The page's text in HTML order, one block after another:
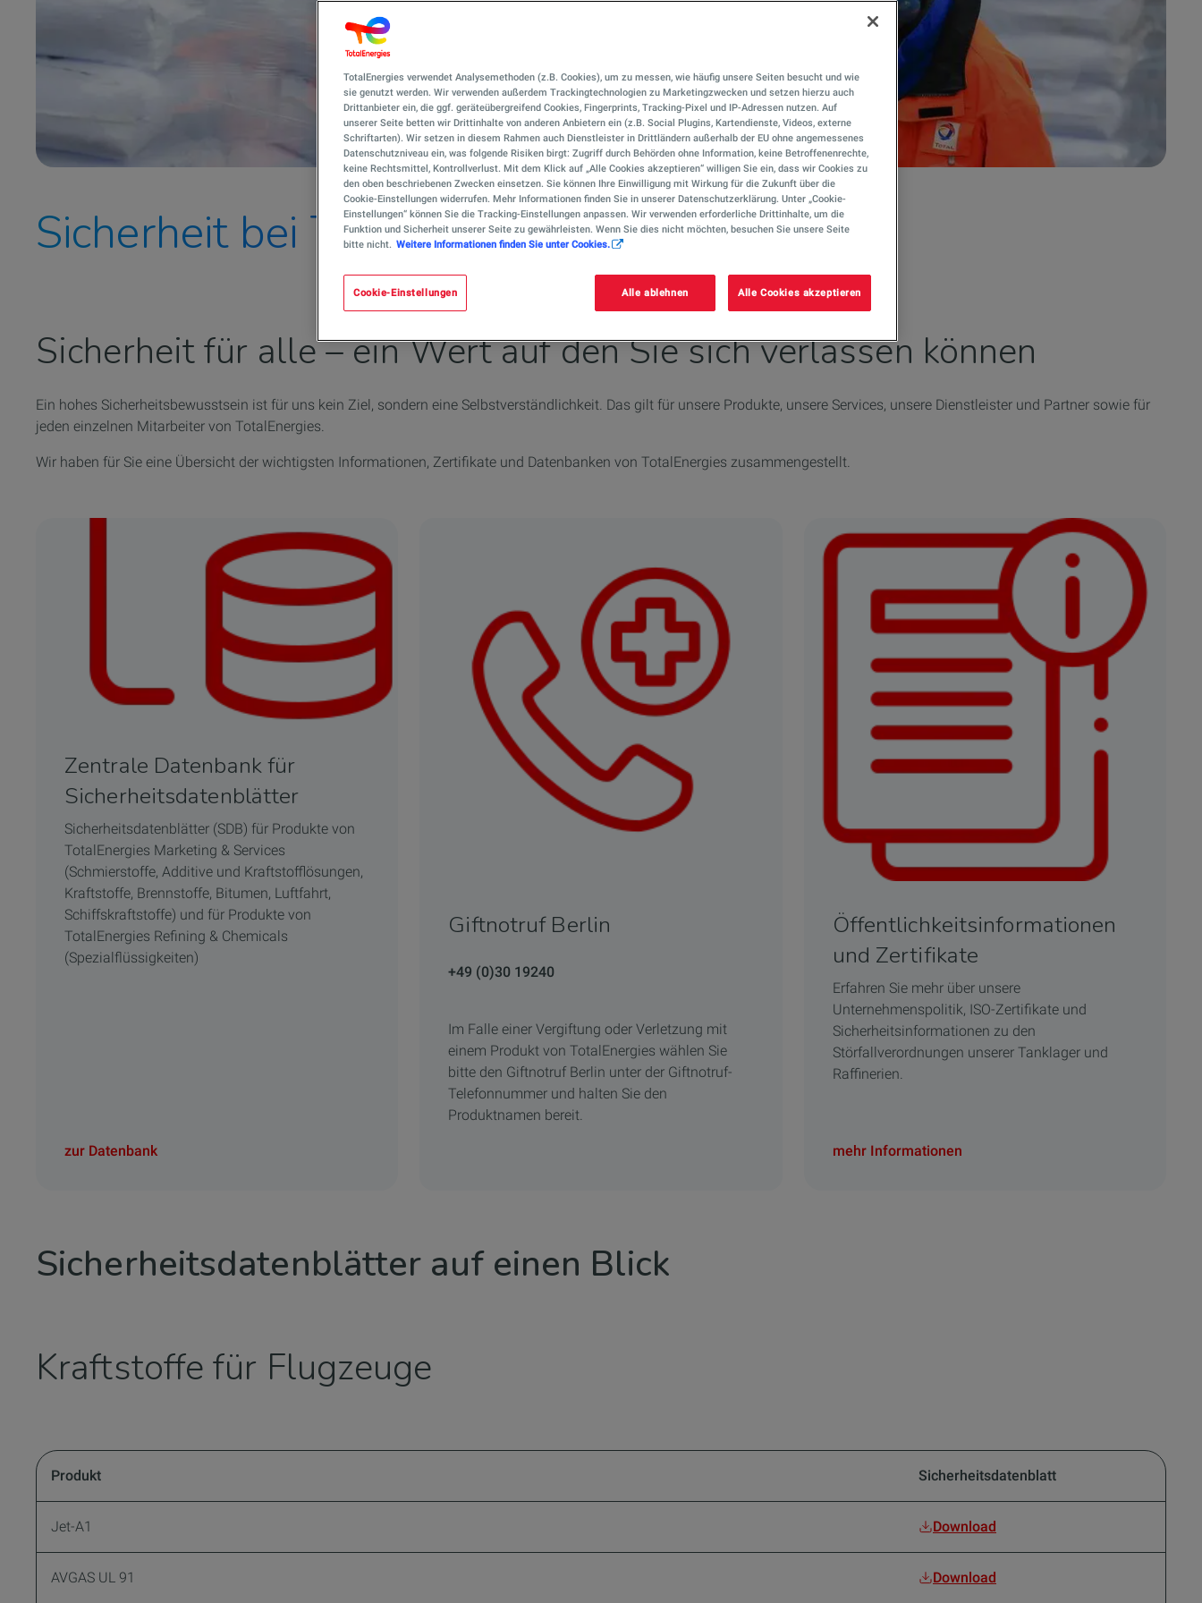
Sicherheit bei TotalEnergies
Sicherheit für alle – ein Wert auf den Sie sich verlassen können
Ein hohes Sicherheitsbewusstsein ist für uns kein Ziel, sondern eine Selbstverständlichkeit. Das gilt für unsere Produkte, unsere Services, unsere Dienstleister und Partner sowie für
jeden einzelnen Mitarbeiter von TotalEnergies.
Wir haben für Sie eine Übersicht der wichtigsten Informationen, Zertifikate und Datenbanken von TotalEnergies zusammengestellt.
Zentrale Datenbank für
Sicherheitsdatenblätter
Sicherheitsdatenblätter (SDB) für Produkte von
TotalEnergies Marketing & Services
(Schmierstoffe, Additive und Kraftstofflösungen,
Kraftstoffe, Brennstoffe, Bitumen, Luftfahrt,
Schiffskraftstoffe) und für Produkte von
TotalEnergies Refining & Chemicals
(Spezialflüssigkeiten)
zur Datenbank
Giftnotruf Berlin
+49 (0)30 19240
Im Falle einer Vergiftung oder Verletzung mit
einem Produkt von TotalEnergies wählen Sie
bitte den Giftnotruf Berlin unter der Giftnotruf-
Telefonnummer und halten Sie den
Produktnamen bereit.
Öffentlichkeitsinformationen
und Zertifikate
Erfahren Sie mehr über unsere
Unternehmenspolitik, ISO-Zertifikate und
Sicherheitsinformationen zu den
Störfallverordnungen unserer Tanklager und
Raffinerien.
mehr Informationen
Sicherheitsdatenblätter auf einen Blick
Kraftstoffe für Flugzeuge
Produkt Sicherheitsdatenblatt
Jet-A1 Download
AVGAS UL 91 Download
TotalEnergies verwendet Analysemethoden (z.B. Cookies), um zu messen, wie häufig unsere Seiten besucht und wie
sie genutzt werden. Wir verwenden außerdem Trackingtechnologien zu Marketingzwecken und setzen hierzu auch
Drittanbieter ein, die ggf. geräteübergreifend Cookies, Fingerprints, Tracking-Pixel und IP-Adressen nutzen. Auf
unserer Seite betten wir Drittinhalte von anderen Anbietern ein (z.B. Social Plugins, Kartendienste, Videos, externe
Schriftarten). Wir setzen in diesem Rahmen auch Dienstleister in Drittländern außerhalb der EU ohne angemessenes
Datenschutzniveau ein, was folgende Risiken birgt: Zugriff durch Behörden ohne Information, keine Betroffenenrechte,
keine Rechtsmittel, Kontrollverlust. Mit dem Klick auf „Alle Cookies akzeptieren“ willigen Sie ein, dass wir Cookies zu
den oben beschriebenen Zwecken einsetzen. Sie können Ihre Einwilligung mit Wirkung für die Zukunft über die
Cookie-Einstellungen widerrufen. Mehr Informationen finden Sie in unserer Datenschutzerklärung. Unter „Cookie-
Einstellungen“ können Sie die Tracking-Einstellungen anpassen. Wir verwenden erforderliche Drittinhalte, um die
Funktion und Sicherheit unserer Seite zu gewährleisten. Wenn Sie dies nicht möchten, besuchen Sie unsere Seite
bitte nicht. Weitere Informationen finden Sie unter Cookies.
Cookie-Einstellungen Alle ablehnen Alle Cookies akzeptieren